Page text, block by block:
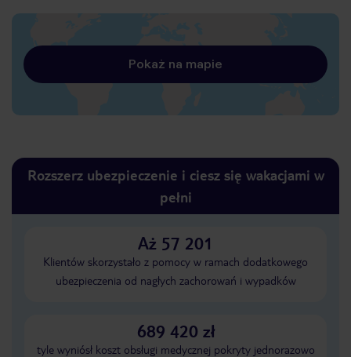
Pokaż na mapie
Rozszerz ubezpieczenie i ciesz się wakacjami w
pełni
Aż 57 201
Klientów skorzystało z pomocy w ramach dodatkowego
ubezpieczenia od nagłych zachorowań i wypadków
689 420 zł
tyle wyniósł koszt obsługi medycznej pokryty jednorazowo